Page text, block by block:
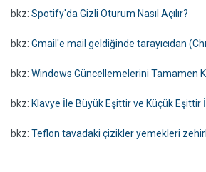
bkz: Spotify'da Gizli Oturum Nasıl Açılır?
bkz: Gmail'e mail geldiğinde tarayıcıdan
bkz: Windows Güncellemelerini Tamamen
bkz: Klavye İle Büyük Eşittir ve Küçük
bkz: Teflon tavadaki çizikler yemekleri